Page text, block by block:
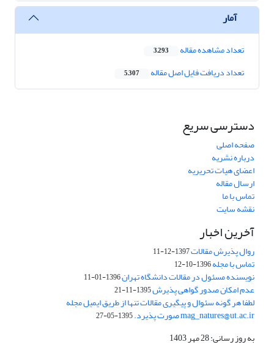
آمار
تعداد مشاهده مقاله 3,293
تعداد دریافت فایل اصل مقاله 5,307
دسترسی سریع
صفحه اصلی
درباره نشریه
اعضای هیات تحریریه
ارسال مقاله
تماس با ما
نقشه سایت
آخرین اخبار
روال پذیرش مقالات1397-12-11
تماس با مجله1396-10-12
نویسنده مسئول در مقالات دانشگاه تهران1396-01-11
عدم امکان صدور گواهی پذیرش1395-11-21
لطفا هر گونه سئوال و پیگیری مقالات تنها از طریق ایمیل مجله
mag_natures@ut.ac.ir صورت پذیرد. 1395-05-27
به روز رسانی: 28 مهر 1403